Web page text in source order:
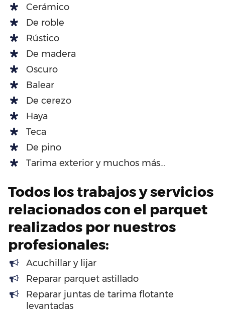
Cerámico
De roble
Rústico
De madera
Oscuro
Balear
De cerezo
Haya
Teca
De pino
Tarima exterior y muchos más…
Todos los trabajos y servicios
relacionados con el parquet
realizados por nuestros
profesionales:
Acuchillar y lijar
Reparar parquet astillado
Reparar juntas de tarima flotante
levantadas